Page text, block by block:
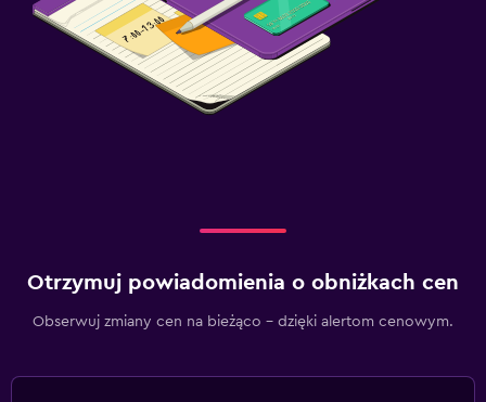
Otrzymuj powiadomienia o obniżkach cen
Obserwuj zmiany cen na bieżąco – dzięki alertom cenowym.